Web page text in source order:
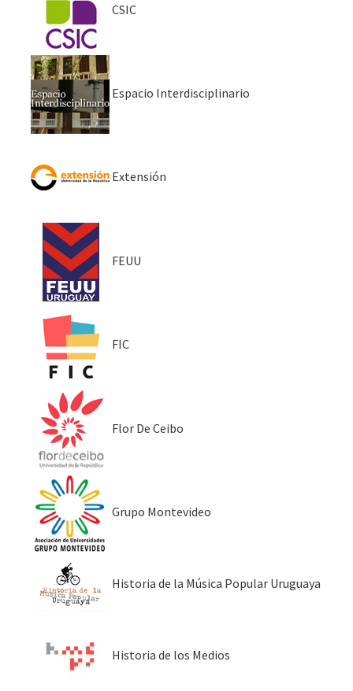
CSIC
Espacio Interdisciplinario
Extensión
FEUU
FIC
Flor De Ceibo
Grupo Montevideo
Historia de la Música Popular Uruguaya
Historia de los Medios